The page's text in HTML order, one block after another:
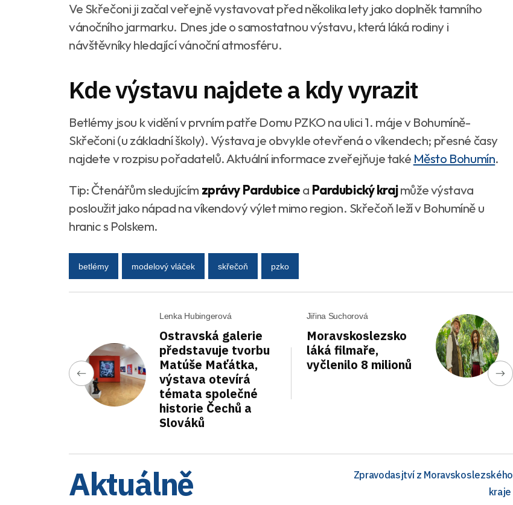
Ve Skřečoni ji začal veřejně vystavovat před několika lety jako doplněk tamního
vánočního jarmarku. Dnes jde o samostatnou výstavu, která láká rodiny i
návštěvníky hledající vánoční atmosféru.
Kde výstavu najdete a kdy vyrazit
Betlémy jsou k vidění v prvním patře Domu PZKO na ulici 1. máje v Bohumíně-
Skřečoni (u základní školy). Výstava je obvykle otevřená o víkendech; přesné časy
najdete v rozpisu pořadatelů. Aktuální informace zveřejňuje také Město Bohumín.
Tip: Čtenářům sledujícím zprávy Pardubicea Pardubický krajmůže výstava
posloužit jako nápad na víkendový výlet mimo region. Skřečoň leží v Bohumíně u
hranic s Polskem.
betlémy modelový vláček skřečoň pzko
Lenka Hubingerová
Ostravská galerie
představuje tvorbu
Matúše Maťátka,
výstava otevírá
témata společné
historie Čechů a
Slováků
Jiřina Suchorová
Moravskoslezsko
láká filmaře,
vyčlenilo 8 milionů
Aktuálně
Zpravodasjtví z Moravskoslezského
kraje